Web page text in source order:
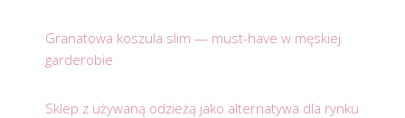
Granatowa koszula slim — must-have w męskiej
garderobie
Sklep z używaną odzieżą jako alternatywa dla rynku